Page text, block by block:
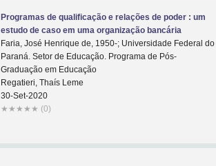
Programas de qualificação e relações de poder : um
estudo de caso em uma organização bancária
Faria, José Henrique de, 1950-; Universidade Federal do
Paraná. Setor de Educação. Programa de Pós-
Graduação em Educação
Regatieri, Thaís Leme
30-Set-2020
★ ★ ★ ★ ★ (0)